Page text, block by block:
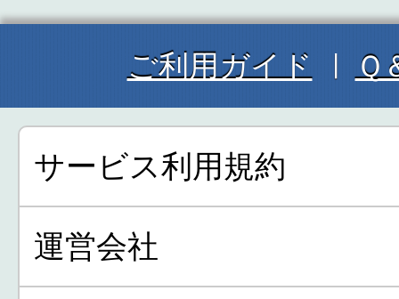
ご利用ガイド Ｑ
サービス利用規約
運営会社